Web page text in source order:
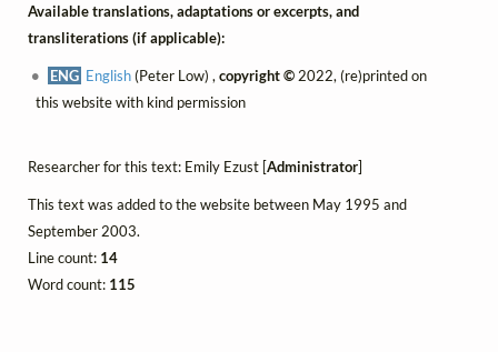
Available translations, adaptations or excerpts, and
transliterations (if applicable):
ENG English(Peter Low) ,copyright © 2022, (re)printed on
this website with kind permission
Researcher for this text: Emily Ezust [Administrator]
This text was added to the website between May 1995 and
September 2003.
Line count: 14
Word count: 115